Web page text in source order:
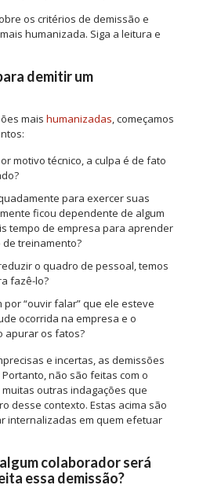
os critérios de demissão e
humanizada. Siga a leitura e
demitir um
mais humanizadas, começamos
motivo técnico, a culpa é de fato
para exercer suas
ficou dependente de algum
tempo de empresa para aprender
treinamento?
o quadro de pessoal, temos
fazê-lo?
por “ouvir falar” que ele esteve
ocorrida na empresa e o
apurar os fatos?
e incertas, as demissões
não são feitas com o
outras indagações que
desse contexto. Estas acima são
internalizadas em quem efetuar
colaborador será
essa demissão?